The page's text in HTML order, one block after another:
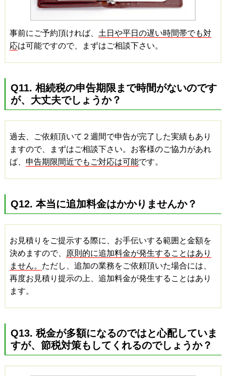
事前にご予約頂ければ、 土日や平日の遅い時間帯でも対
応は可能ですので、まずはご相談下さい。
Q11. 相続税の申告期限まで時間がないのです
が、大丈夫でしょうか？
過去、ご依頼頂いて２週間で申告が完了した実績もあり
ますので、まずはご相談下さい。お客様のご協力があれ
ば、 申告期限間近でもご対応は可能です。
Q12. 本当に追加料金はかかりませんか？
お見積りをご提示する際に、お手伝いする範囲と金額を
決めますので、 原則的に追加料金が発生することはあり
ません。 ただし、追加の業務をご依頼頂いた場合には、
再度お見積り提示の上、追加料金が発生することはあり
ます。
Q13. 税金が多額になるのではと心配していま
すが、節税対策もしてくれるのでしょうか？